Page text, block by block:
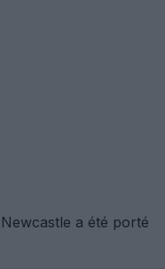
a été porté